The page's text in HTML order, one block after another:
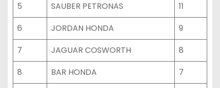
5
SAUBER PETRONAS
11
6
JORDAN HONDA
9
7
JAGUAR COSWORTH
8
8
BAR HONDA
7